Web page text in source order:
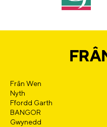
Frân Wen
Nyth
Ffordd Garth
BANGOR
Gwynedd